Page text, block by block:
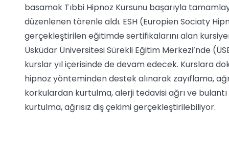
basamak Tıbbi Hipnoz Kursunu başarıyla
düzenlenen törenle aldı. ESH (Europien Sociaty
gerçekleştirilen eğitimde sertifikalarını alan
Üsküdar Üniversitesi Sürekli Eğitim Merkezi’nde
kurslar yıl içerisinde de devam edecek. Kurslara
hipnoz yönteminden destek alınarak zayıflama,
korkulardan kurtulma, alerji tedavisi ağrı ve
kurtulma, ağrısız diş çekimi gerçekleştirilebiliyor.